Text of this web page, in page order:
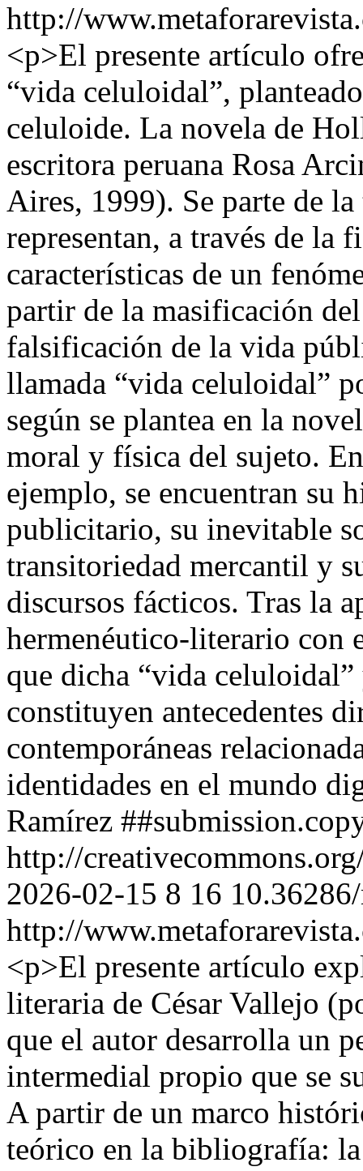
http://
<p>El presente artículo
“vida celuloidal”,
celuloide. La novela de
escritora peruana Rosa
Aires, 1999). Se parte de
representan, a través de la
características de un
partir de la masificación
falsificación de la vida
llamada “vida celuloidal”
según se plantea en la
moral y física del sujeto.
ejemplo, se encuentran su
publicitario, su inevitable
transitoriedad mercantil y
discursos fácticos. Tras la
hermenéutico-literario con
que dicha “vida
constituyen antecedentes
contemporáneas
identidades en el mundo
Ramírez
http://
2026-02-15 8 16
http://
<p>El presente artículo
literaria de César Vallejo
que el autor desarrolla un
intermedial propio que se
A partir de un marco
teórico en la bibliografía: